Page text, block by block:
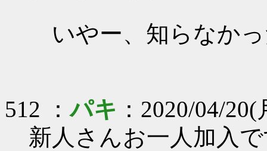
いやー、知らなか
512 ：パキ ：2020/04/
新人さんお一人加入